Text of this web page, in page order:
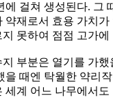
에 걸쳐 생성된다. 그
약재로서 효용 가치
못하여 점점 고가에
부분은 열기를 가
을 때엔 탁월한 약리
세계 어느 나무에서